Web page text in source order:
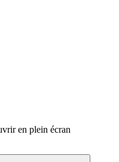
en plein écran